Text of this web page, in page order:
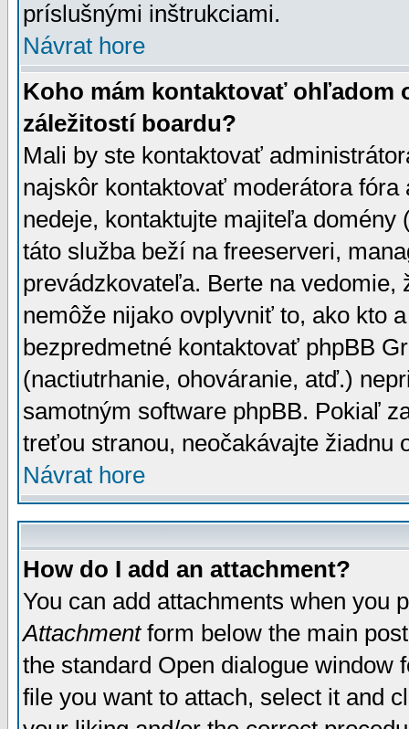
príslušnými inštrukciami.
Návrat hore
Koho mám kontaktovať ohľadom
záležitostí boardu?
Mali by ste kontaktovať
najskôr kontaktovať moderátora
nedeje, kontaktujte majiteľa
táto služba beží na freeserveri,
prevádzkovateľa. Berte na vedomie,
nemôže nijako ovplyvniť to, ako kto
bezpredmetné kontaktovať phpBB
(nactiutrhanie, ohováranie, atď.)
samotným software phpBB. Pokiaľ
treťou stranou, neočakávajte žiadnu
Návrat hore
How do I add an attachment?
You can add attachments when you
Attachmentform below the main
the standard Open dialogue window
file you want to attach, select it and